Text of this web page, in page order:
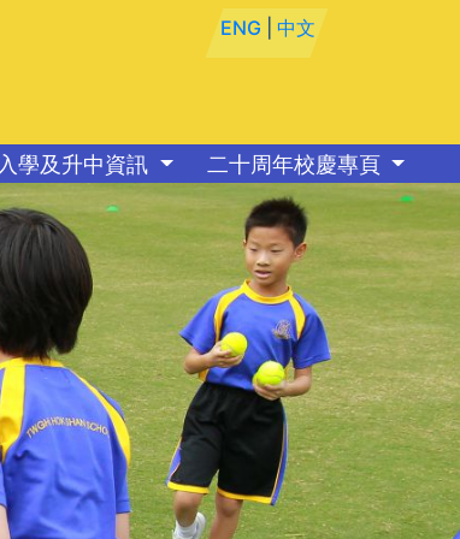
ENG |中文
入學及升中資訊 二十周年校慶專頁